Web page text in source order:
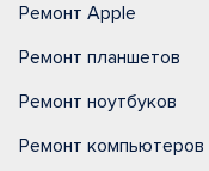
Ремонт Apple
Ремонт планшетов
Ремонт ноутбуков
Ремонт компьютеров